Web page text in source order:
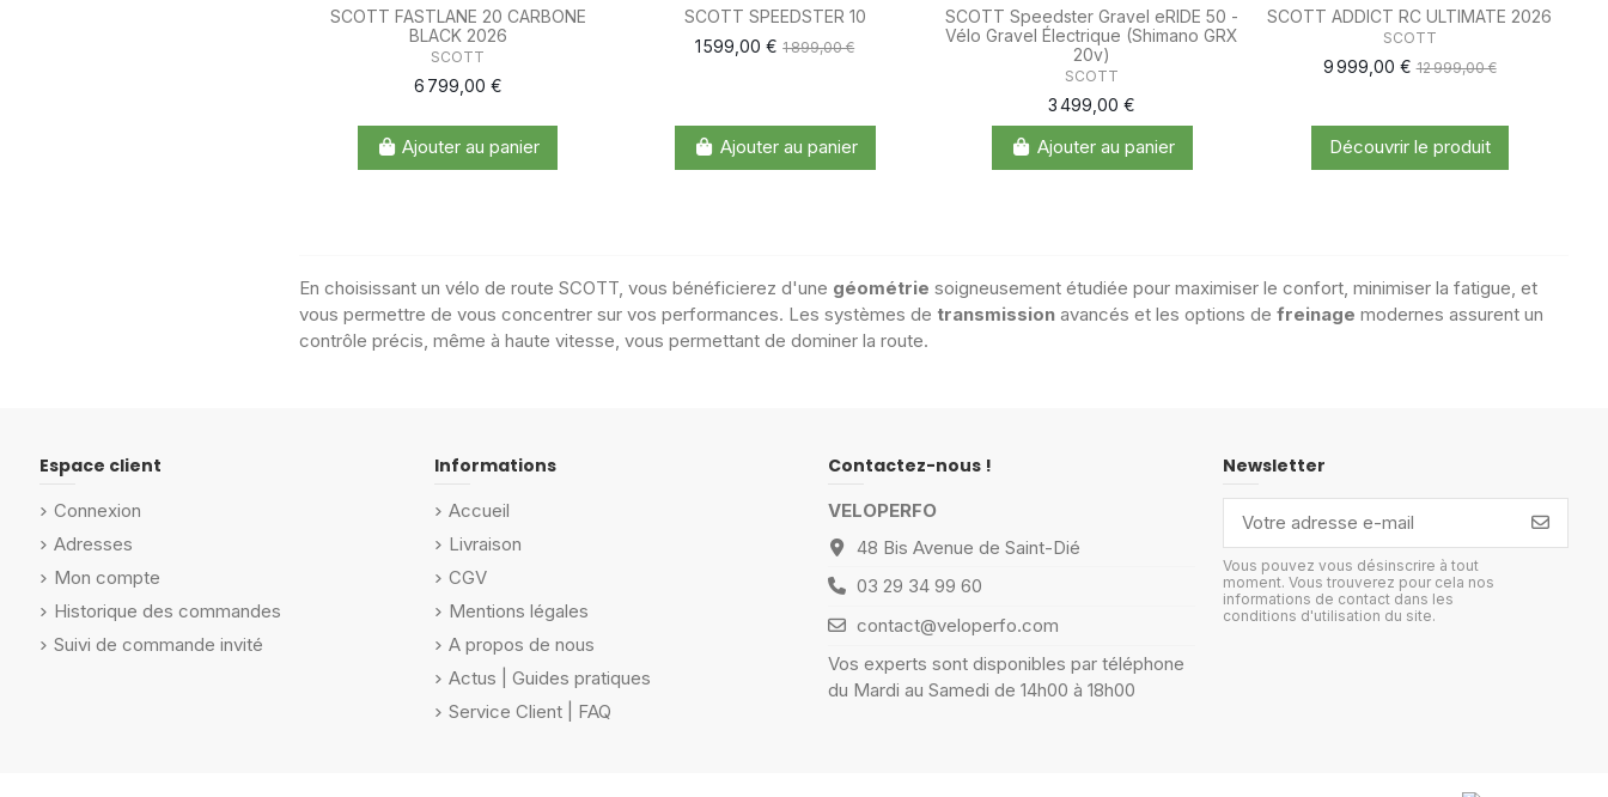
SCOTT FASTLANE 20 CARBONE
BLACK 2026
SCOTT
6 799,00 €
Ajouter au panier
SCOTT SPEEDSTER 10
1 599,00 €1 899,00 €
Ajouter au panier
SCOTT Speedster Gravel eRIDE 50 -
Vélo Gravel Électrique (Shimano GRX
20v)
SCOTT
3 499,00 €
Ajouter au panier
SCOTT ADDICT RC ULTIMATE 2026
SCOTT
9 999,00 €12 999,00 €
Découvrir le produit
En choisissant un vélo de route SCOTT, vous bénéficierez d'une géométrie soigneusement étudiée pour maximiser le confort, minimiser la fatigue, et
vous permettre de vous concentrer sur vos performances. Les systèmes de transmissionavancés et les options de freinage modernes assurent un
contrôle précis, même à haute vitesse, vous permettant de dominer la route.
Espace client
Connexion
Adresses
Mon compte
Historique des commandes
Suivi de commande invité
Informations
Accueil
Livraison
CGV
Mentions légales
A propos de nous
Actus | Guides pratiques
Service Client | FAQ
Contactez-nous !
VELOPERFO
48 Bis Avenue de Saint-Dié
03 29 34 99 60
contact@veloperfo.com
Vos experts sont disponibles par téléphone
du Mardi au Samedi de 14h00 à 18h00
Newsletter
Vous pouvez vous désinscrire à tout
moment. Vous trouverez pour cela nos
informations de contact dans les
conditions d'utilisation du site.